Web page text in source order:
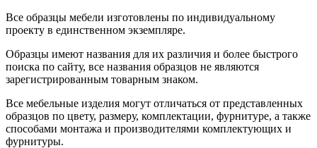
Все образцы мебели изготовлены по индивидуальному
проекту в единственном экземпляре.
Образцы имеют названия для их различия и более быстрого
поиска по сайту, все названия образцов не являются
зарегистрированным товарным знаком.
Все мебельные изделия могут отличаться от представленных
образцов по цвету, размеру, комплектации, фурнитуре, а также
способами монтажа и производителями комплектующих и
фурнитуры.